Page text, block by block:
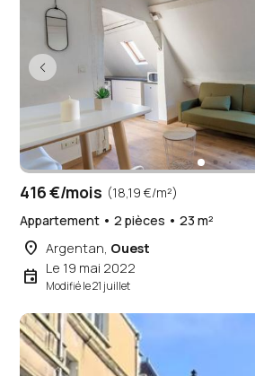
416 €/mois (18,19 €/m²)
Appartement • 2 pièces • 23 m²
place Argentan, Ouest
event Le 19 mai 2022
Modifié le 21 juillet